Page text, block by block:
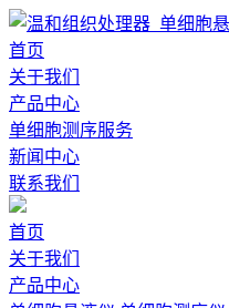
首页
关于我们
产品中心
单细胞测序服务
新闻中心
联系我们
首页
关于我们
产品中心